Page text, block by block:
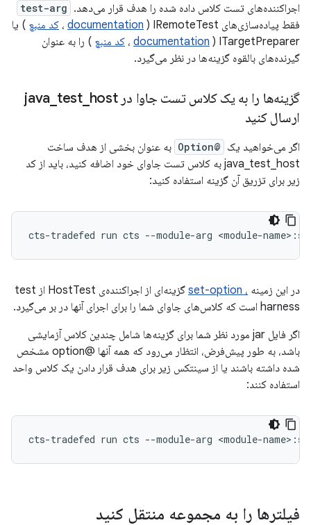
اجراکننده‌های تست کلاس داده شده را هدف قرار می‌دهد. test-arg
فقط پیاده‌سازی‌های IRemoteTest ( documentation ، کد منبع ) یا
ITargetPreparer (
documentation ، کد منبع ) را به عنوان
گیرنده‌های بالقوه گزینه‌ها در نظر می‌گیرد.
گزینه‌ها را به یک کلاس تست جاوا در java test_ host
ارسال کنید
اگر می‌خواهید یک @Option
به عنوان بخشی از هدف ساخت
java_test_host به کلاس تست جاوای خود اضافه کنید، باید از کد
زیر برای تزریق آن گزینه استفاده کنید:
cts-tradefed run cts --module-arg
در این زمینه ، set-option
گزینه‌ای از اجراکننده‌ی HostTest از test
harness است که کلاس‌های جاوای شما را برای اجرای آنها در بر می‌گیرد.
اگر فایل jar مورد نظر شما برای گزینه‌ها شامل چندین کلاس آزمایشی
باشد، به طور پیش‌فرض، انتظار می‌رود که همه آنها @option مشخص
شده داشته باشند یا از سینتکس زیر برای هدف قرار دادن یک کلاس واحد
استفاده کنند:
فیلترها را به مجموعه منتقل کنید